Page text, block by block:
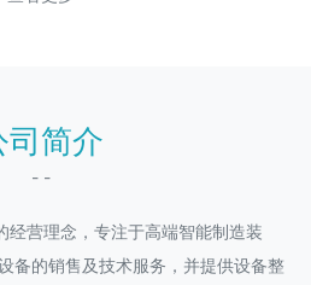
司简介
- -
经营理念，专注于高端智能制造装
备的销售及技术服务，并提供设备整